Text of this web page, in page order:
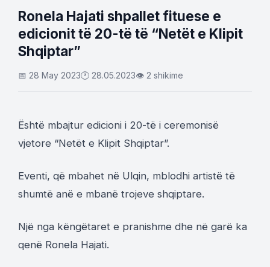
Ronela Hajati shpallet fituese e
edicionit të 20-të të “Netët e Klipit
Shqiptar”
📅 28 May 2023🕐 28.05.2023👁 2 shikime
Është mbajtur edicioni i 20-të i ceremonisë
vjetore “Netët e Klipit Shqiptar”.
Eventi, që mbahet në Ulqin, mblodhi artistë të
shumtë anë e mbanë trojeve shqiptare.
Një nga këngëtaret e pranishme dhe në garë ka
qenë Ronela Hajati.